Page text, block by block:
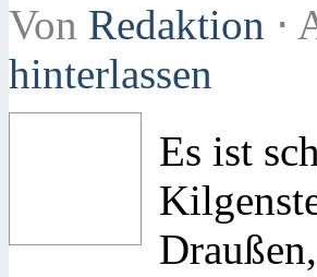
Von Redaktion ⋅
hinterlassen
Es ist